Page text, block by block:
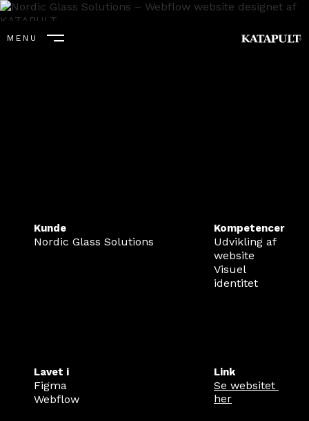
MENU
Kunde
Nordic Glass Solutions
Kompetencer
Udvikling af
website
Visuel
identitet
Lavet i
Figma
Webflow
Link
Se websitet
her